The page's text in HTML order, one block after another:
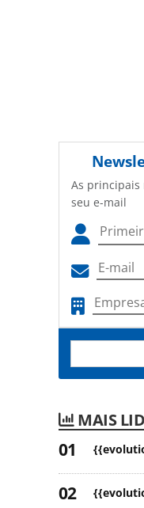
As principais
seu e-mail
MAIS